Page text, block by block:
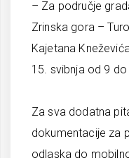
– Za područje
Zrinska gora –
Kajetana
15. svibnja od 9
Za sva dodatna
dokumentacije za
odlaska do